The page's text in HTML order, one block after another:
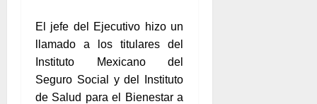
El jefe del Ejecutivo hizo un
llamado a los titulares del
Instituto Mexicano del
Seguro Social y del Instituto
de Salud para el Bienestar a